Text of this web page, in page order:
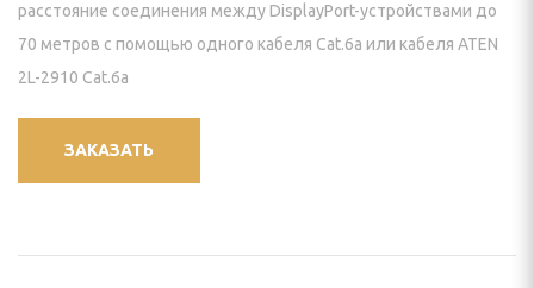
для панелей
расстояние соединения между DisplayPort-устройствами до
70 метров с помощью одного кабеля Cat.6a или кабеля ATEN
2L-2910 Cat.6a
ЗАКАЗАТЬ